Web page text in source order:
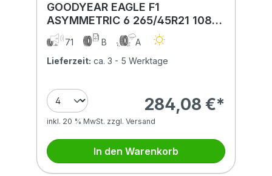
GOODYEAR EAGLE F1
ASYMMETRIC 6 265/45R21 108Y
XL MFS BSW
71 B
A
Lieferzeit: ca. 3 - 5 Werktage
284,08 €*
inkl. 20 % MwSt. zzgl. Versand
In den Warenkorb